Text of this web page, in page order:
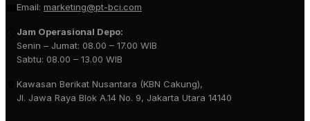
Email: marketing@pt-bci.com
Jam Operasional Depo:
Senin – Jumat: 08.00 – 17.00 WIB
Sabtu: 08.00 – 13.00 WIB
Kawasan Berikat Nusantara (KBN Cakung),
Jl. Jawa Raya Blok A.14 No. 9, Jakarta Utara 14140